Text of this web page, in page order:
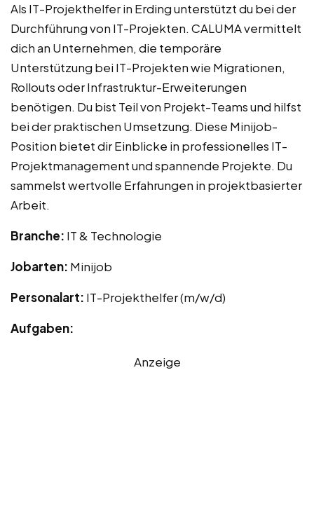
Als IT-Projekthelfer in Erding unterstützt du bei der
Durchführung von IT-Projekten. CALUMA vermittelt
dich an Unternehmen, die temporäre
Unterstützung bei IT-Projekten wie Migrationen,
Rollouts oder Infrastruktur-Erweiterungen
benötigen. Du bist Teil von Projekt-Teams und hilfst
bei der praktischen Umsetzung. Diese Minijob-
Position bietet dir Einblicke in professionelles IT-
Projektmanagement und spannende Projekte. Du
sammelst wertvolle Erfahrungen in projektbasierter
Arbeit.
Branche: IT & Technologie
Jobarten: Minijob
Personalart: IT-Projekthelfer (m/w/d)
Aufgaben:
Anzeige